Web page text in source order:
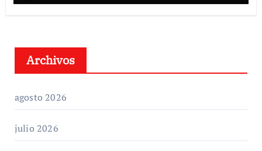
Archivos
agosto 2026
julio 2026